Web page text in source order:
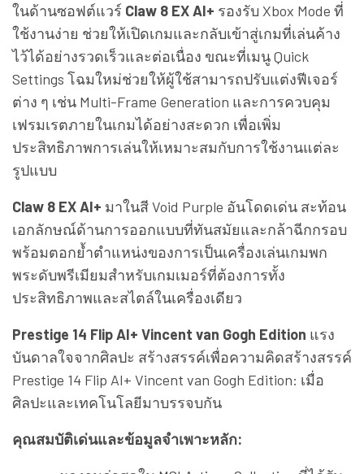
ในด้านซอฟต์แวร์ Claw 8 EX AI+ รองรับ Xbox Mode ที่
ใช้งานง่าย ช่วยให้เปิดเกมและกลับเข้าสู่เกมที่เล่นค้าง
ไว้ได้อย่างรวดเร็วและต่อเนื่อง ขณะที่เมนู Quick
Settings โฉมใหม่ช่วยให้ผู้ใช้สามารถปรับแต่งฟีเจอร์
ต่าง ๆ เช่น Multi-Frame Generation และการควบคุม
เฟรมเรตภายในเกมได้อย่างสะดวก เพื่อเพิ่ม
ประสิทธิภาพการเล่นให้เหมาะสมกับการใช้งานแต่ละ
รูปแบบ
Claw 8 EX AI+ มาในสี Void Purple อันโดดเด่น สะท้อน
เอกลักษณ์ด้านการออกแบบที่ทันสมัยและกล้าฉีกกรอบ
พร้อมตอกย้ำตำแหน่งของการเป็นเครื่องเล่นเกมพก
พระดับพรีเมียมสำหรับเกมเมอร์ที่ต้องการทั้ง
ประสิทธิภาพและสไตล์ในเครื่องเดียว
Prestige 14 Flip AI+ Vincent van Gogh Edition แรง
บันดาลใจจากศิลปะ สร้างสรรค์เพื่อความคิดสร้างสรรค์
Prestige 14 Flip AI+ Vincent van Gogh Edition: เมื่อ
ศิลปะและเทคโนโลยีมาบรรจบกัน
คุณสมบัติเด่นและข้อมูลจำเพาะหลัก: